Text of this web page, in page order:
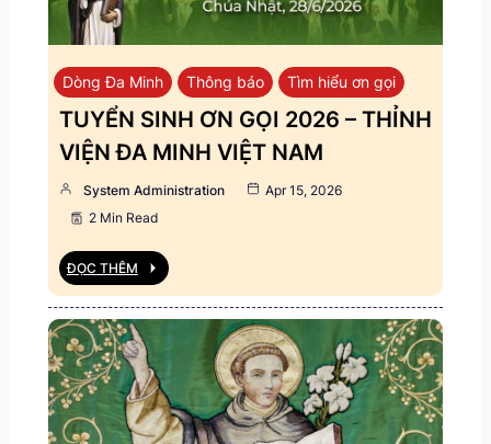
Dòng Đa Minh Thông báo Tìm hiểu ơn gọi
TUYỂN SINH ƠN GỌI 2026 – THỈNH
VIỆN ĐA MINH VIỆT NAM
System Administration
Apr 15, 2026
2 Min Read
ĐỌC THÊM